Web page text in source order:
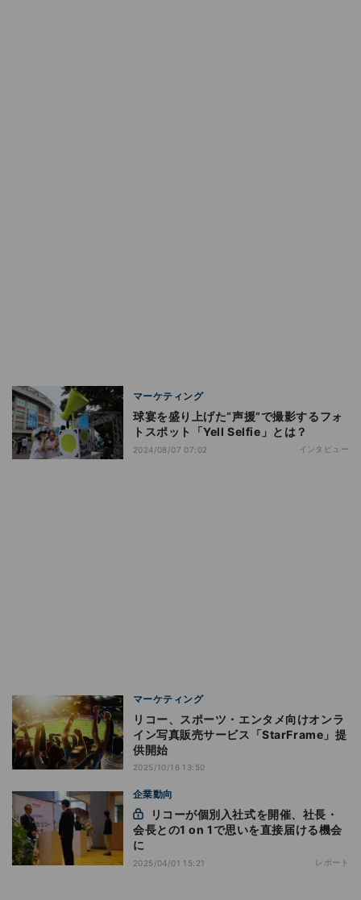
マーケティング
球宴を盛り上げた“声援”で撮影するフォ
トスポット「Yell Selfie」とは？
2024/08/07 07:02 インタビュー
マーケティング
リコー、スポーツ・エンタメ向けオンラ
イン写真販売サービス「StarFrame」提
供開始
2025/10/16 13:50
企業動向
会長との1 on 1で思いを直接届ける機会
に
2025/04/01 15:21 レポート